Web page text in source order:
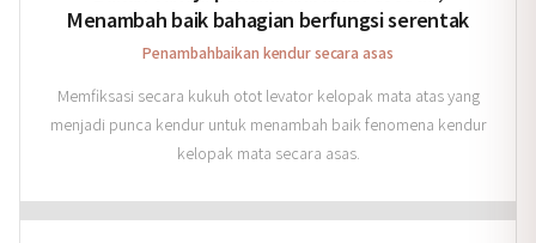
Menambah baik bahagian berfungsi serentak
Penambahbaikan kendur secara asas
Memfiksasi secara kukuh otot levator kelopak mata atas yang
menjadi punca kendur untuk menambah baik fenomena kendur
kelopak mata secara asas.